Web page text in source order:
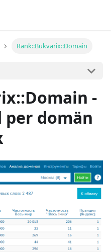
Rank::Bukvarix::Domain
-
per domän